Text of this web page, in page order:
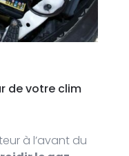
de votre clim
à l’avant du